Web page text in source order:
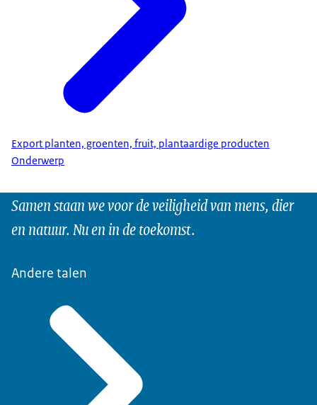
Export planten, groenten, fruit, plantaardige producten
Onderwerp
Samen staan we voor de veiligheid van mens, dier
en natuur. Nu en in de toekomst.
Andere talen